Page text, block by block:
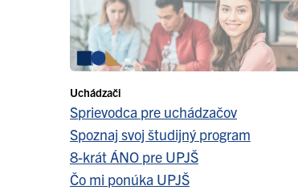
Uchádzači
Sprievodca pre uchádzačov
Spoznaj svoj študijný program
8-krát ÁNO pre UPJŠ
Čo mi ponúka UPJŠ